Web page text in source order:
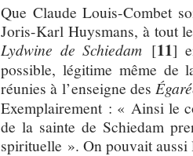
Que Claude Louis-Combet
Joris-Karl Huysmans, à tout
Lydwine de Schiedam [11]
possible, légitime même de
réunies à l’enseigne des
Exemplairement : « Ainsi le
de la sainte de Schiedam
spirituelle ». On pouvait